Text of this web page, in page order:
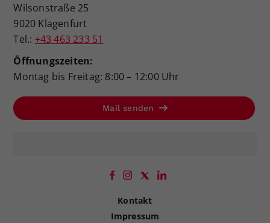
Wilsonstraße 25
9020 Klagenfurt
Tel.: +43 463 233 51
Öffnungszeiten:
Montag bis Freitag: 8:00 – 12:00 Uhr
Mail senden
Kontakt
Impressum